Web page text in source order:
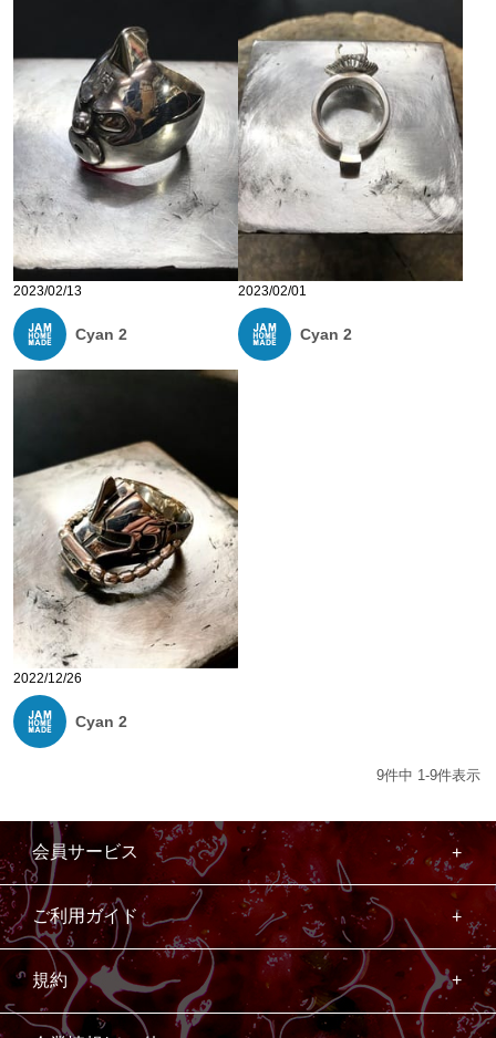
2023/02/13
Cyan 2
2023/02/01
Cyan 2
2022/12/26
Cyan 2
9件中 1-9件表示
会員サービス
ご利用ガイド
規約